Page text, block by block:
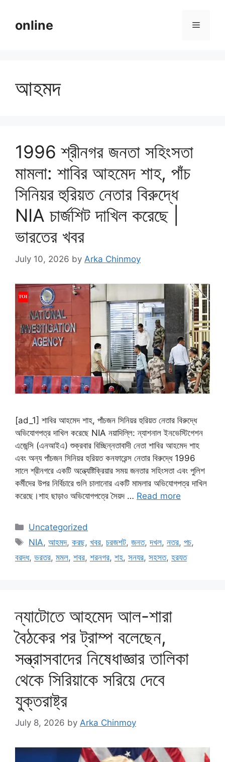
contentonline Menu
আহমদ
1996 শ্রীনগর জনতা সহিংসতা
মামলা: শাবির আহমেদ শাহ, পাঁচ
সিনিয়র হুরিয়ত নেতার বিরুদ্ধে
NIA চার্জশিট দাখিল করেছে |
ভারতের খবর
July 10, 2026 by Arka Chinmoy
[ad_1] শাবির আহমেদ শাহ, পাঁচজন সিনিয়র হুরিয়ত নেতার বিরুদ্ধে
অভিযোগপত্র দাখিল করেছে NIA নয়াদিল্লি: ন্যাশনাল ইনভেস্টিগেশন
এজেন্সি (এনআইএ) শুক্রবার বিচ্ছিন্নতাবাদী নেতা শাবির আহমেদ শাহ
এবং অন্য পাঁচজন সিনিয়র হুরিয়ত কনফারেন্স নেতার বিরুদ্ধে 1996
সালে শ্রীনগরে একটি অন্ত্যেষ্টিক্রিয়ার সময় জনতার সহিংসতা এবং পুলিশ
কর্মীদের উপর নির্বিচারে গুলি চালানোর একটি মামলার অভিযোগপত্র দাখিল
করেছে।শাহ ছাড়াও অভিযোগপত্রে সৈয়দ … Read more
Categories
Uncategorized
Tags
NIA,আহমদ,করছ,খবর,চরজশট,জনত,দখল,নতর,পচ,
বরদধ, ভরতর, মমল, শবর, শরনগর, শহ, সনযর, সহসত, হরযত
ন্যাটোতে আহমেদ আল-শারা
বৈঠকের পর ট্রাম্প বলেছেন,
সন্ত্রাসবাদের নিষেধাজ্ঞার তালিকা
থেকে সিরিয়াকে সরিয়ে দেবে
যুক্তরাষ্ট্র
July 8, 2026 by Arka Chinmoy